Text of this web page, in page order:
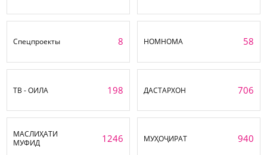
Спецпроекты 8 НОМНОМА 58
ТВ - ОИЛА 198 ДАСТАРХОН 706
МАСЛИҲАТИ
МУФИД
1246 МУҲОҶИРАТ 940